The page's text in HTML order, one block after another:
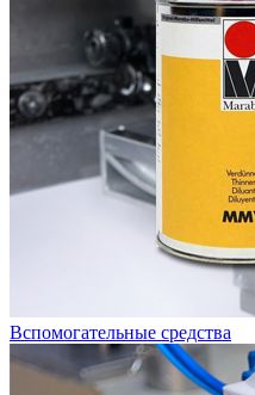
Вспомогательные средства